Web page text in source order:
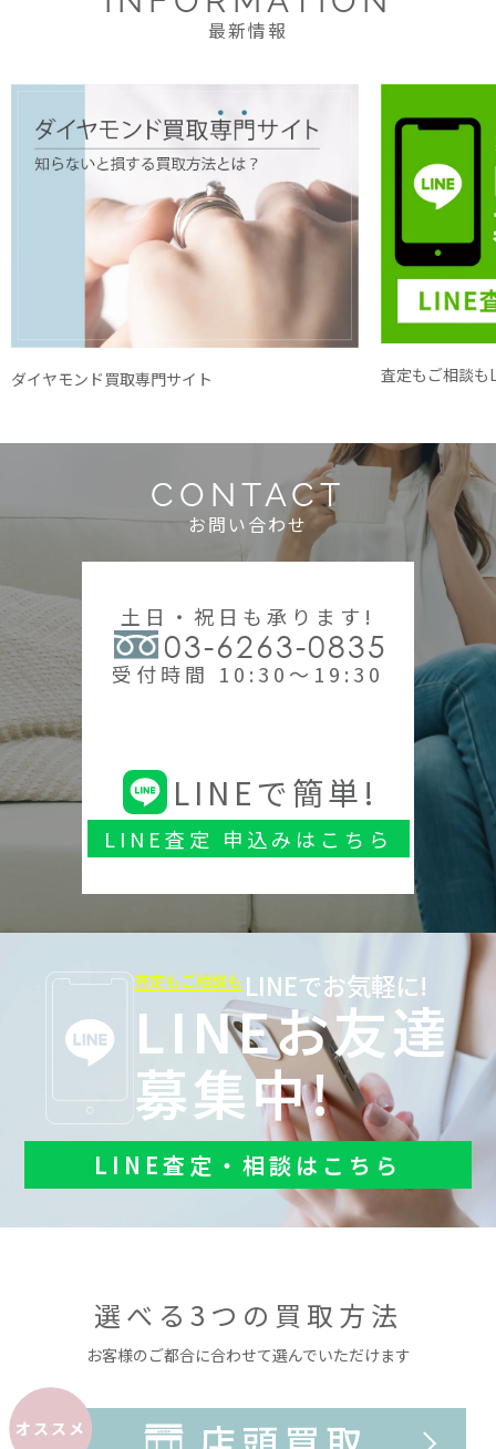
最新情報
ダイヤモンド買取専門サイト 査定もご相談も
CONTACT
お問い合わせ
土日・祝日も承ります!
03-6263-0835
受付時間 10:30～19:30
LINEで簡単!
LINE査定 申込みはこちら
査定もご相談も LINEでお気軽に!
LINEお友達
募集中!
LINE査定・相談はこちら
選べる3つの買取方法
お客様のご都合に合わせて選んでいただけます
オススメ